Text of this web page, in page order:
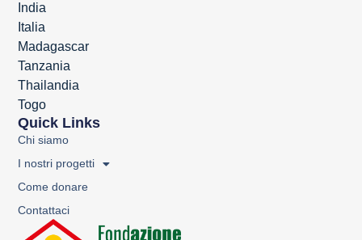
India
Italia
Madagascar
Tanzania
Thailandia
Togo
Quick Links
Chi siamo
I nostri progetti
Come donare
Contattaci